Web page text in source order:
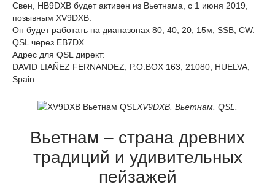
Свен, HB9DXB будет активен из Вьетнама, с 1 июня 2019,
позывным XV9DXB.
Он будет работать на диапазонах 80, 40, 20, 15м, SSB, CW.
QSL через EB7DX.
Адрес для QSL директ:
DAVID LIAÑEZ FERNANDEZ, P.O.BOX 163, 21080, HUELVA,
Spain.
XV9DXB. Вьетнам. QSL.
Вьетнам – страна древних
традиций и удивительных
пейзажей